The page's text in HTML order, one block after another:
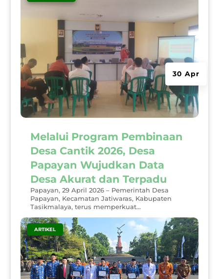
Melalui Program Pembinaan
Desa Cantik 2026, Desa
Papayan Wujudkan Data
Desa Akurat dan Terpadu
30 Apr
Papayan, 29 April 2026 – Pemerintah Desa
Papayan, Kecamatan Jatiwaras, Kabupaten
Tasikmalaya, terus memperkuat...
ARTIKEL